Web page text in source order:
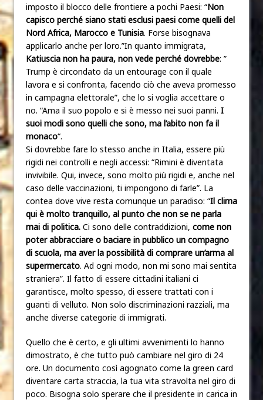
imposto il blocco delle frontiere a pochi Paesi: “Non
capisco perché siano stati esclusi paesi come quelli del
Nord Africa, Marocco e Tunisia. Forse bisognava
applicarlo anche per loro.”In quanto immigrata,
Katiuscia non ha paura, non vede perché dovrebbe: ”
Trump è circondato da un entourage con il quale
lavora e si confronta, facendo ciò che aveva promesso
in campagna elettorale”, che lo si voglia accettare o
no. “Ama il suo popolo e si è messo nei suoi panni. I
suoi modi sono quelli che sono, ma l’abito non fa il
monaco“.
Si dovrebbe fare lo stesso anche in Italia, essere più
rigidi nei controlli e negli accessi: “Rimini è diventata
invivibile. Qui, invece, sono molto più rigidi e, anche nel
caso delle vaccinazioni, ti impongono di farle”. La
contea dove vive resta comunque un paradiso: “Il clima
qui è molto tranquillo, al punto che non se ne parla
mai di politica. Ci sono delle contraddizioni, come non
poter abbracciare o baciare in pubblico un compagno
di scuola, ma aver la possibilità di comprare un’arma al
supermercato. Ad ogni modo, non mi sono mai sentita
straniera”. Il fatto di essere cittadini italiani ci
garantisce, molto spesso, di essere trattati con i
guanti di velluto. Non solo discriminazioni razziali, ma
anche diverse categorie di immigrati.
Quello che è certo, e gli ultimi avvenimenti lo hanno
dimostrato, è che tutto può cambiare nel giro di 24
ore. Un documento così agognato come la green card
diventare carta straccia, la tua vita stravolta nel giro di
poco. Bisogna solo sperare che il presidente in carica in